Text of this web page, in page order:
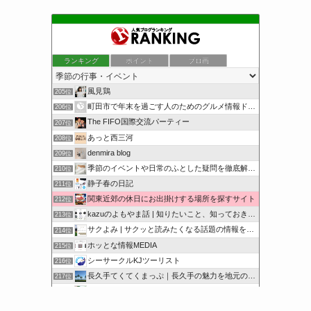
ランキング ポイント ブロ画
205位 風見鶏
206位 町田市で年末を過ごす人のためのグルメ情報ドットコム
207位 The FIFO国際交流パーティー
208位 あっと西三河
209位 denmira blog
210位 季節のイベントや日常のふとした疑問を徹底解説！
211位 静子春の日記
212位 関東近郊の休日にお出掛けする場所を探すサイト
213位 kazuのよもやま話 | 知りたいこと、知っておきたいこと…
214位 サクよみ | サクッと読みたくなる話題の情報を随時発信！
215位 ホッとな情報MEDIA
216位 シーサークルKJツーリスト
217位 長久手てくてくまっぷ｜長久手の魅力を地元の人と訪れる人に